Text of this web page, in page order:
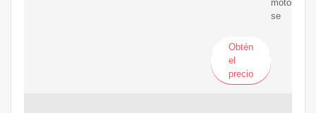
motor
se
Obtén
el
precio